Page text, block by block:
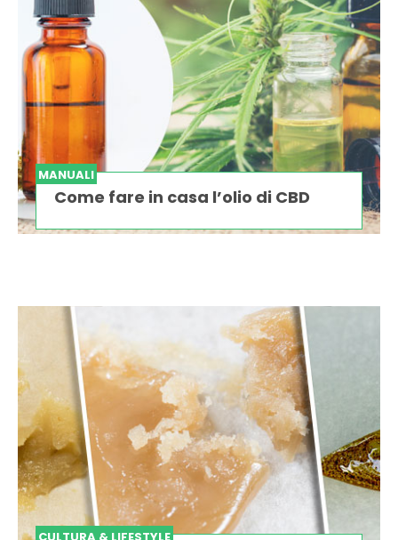
MANUALI
Come fare in casa l’olio di CBD